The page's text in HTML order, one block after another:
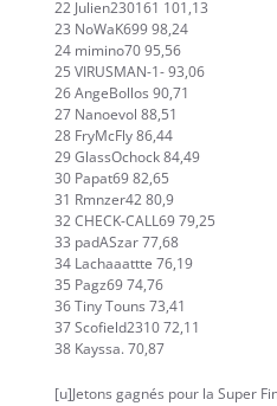
22 Julien230161 101,13
23 NoWaK699 98,24
24 mimino70 95,56
25 VIRUSMAN-1- 93,06
26 AngeBollos 90,71
27 Nanoevol 88,51
28 FryMcFly 86,44
29 GlassOchock 84,49
30 Papat69 82,65
31 Rmnzer42 80,9
32 CHECK-CALL69 79,25
33 padASzar 77,68
34 Lachaaattte 76,19
35 Pagz69 74,76
36 Tiny Touns 73,41
37 Scofield2310 72,11
38 Kayssa. 70,87
[u]Jetons gagnés pour la Super